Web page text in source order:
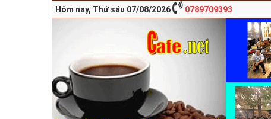
Hôm nay, Thứ sáu 07/08/2026 0789709393